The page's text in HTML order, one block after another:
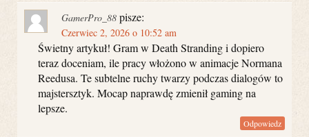
GamerPro_88 pisze:
Czerwiec 2, 2026 o 10:52 am
Świetny artykuł! Gram w Death Stranding i dopiero
teraz doceniam, ile pracy włożono w animacje Normana
Reedusa. Te subtelne ruchy twarzy podczas dialogów to
majstersztyk. Mocap naprawdę zmienił gaming na
lepsze.
Odpowiedz